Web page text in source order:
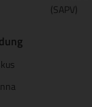
(SAPV)